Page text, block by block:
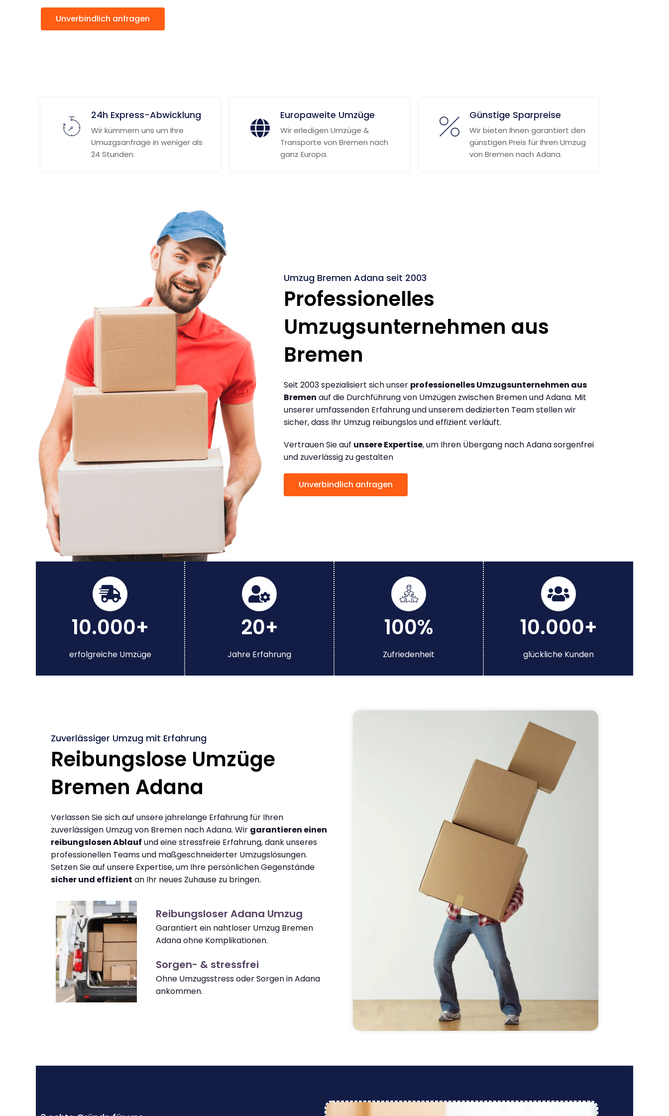
Unverbindlich anfragen
24h Express-Abwicklung
Wir kümmern uns um Ihre
Umuzgsanfrage in weniger als
24 Stunden.
Europaweite Umzüge
Wir erledigen Umzüge &
Transporte von Bremen nach
ganz Europa.
Günstige Sparpreise
Wir bieten Ihnen garantiert den
günstigen Preis für Ihren Umzug
von Bremen nach Adana.
Umzug Bremen Adana seit 2003
Professionelles
Umzugsunternehmen aus
Bremen
Seit 2003 spezialisiert sich unser professionelles Umzugsunternehmen aus
Bremen auf die Durchführung von Umzügen zwischen Bremen und Adana. Mit
unserer umfassenden Erfahrung und unserem dedizierten Team stellen wir
sicher, dass Ihr Umzug reibungslos und effizient verläuft.
Vertrauen Sie auf unsere Expertise, um Ihren Übergang nach Adana sorgenfrei
und zuverlässig zu gestalten
Unverbindlich anfragen
10.000+
erfolgreiche Umzüge
20+
Jahre Erfahrung
100%
Zufriedenheit
10.000+
glückliche Kunden
Zuverlässiger Umzug mit Erfahrung
Reibungslose Umzüge
Bremen Adana
Verlassen Sie sich auf unsere jahrelange Erfahrung für Ihren
zuverlässigen Umzug von Bremen nach Adana. Wir garantieren einen
reibungslosen Ablauf und eine stressfreie Erfahrung, dank unseres
professionellen Teams und maßgeschneiderter Umzugslösungen.
Setzen Sie auf unsere Expertise, um Ihre persönlichen Gegenstände
sicher und effizient an Ihr neues Zuhause zu bringen.
Reibungsloser Adana Umzug
Garantiert ein nahtloser Umzug Bremen
Adana ohne Komplikationen.
Sorgen- & stressfrei
Ohne Umzugsstress oder Sorgen in Adana
ankommen.